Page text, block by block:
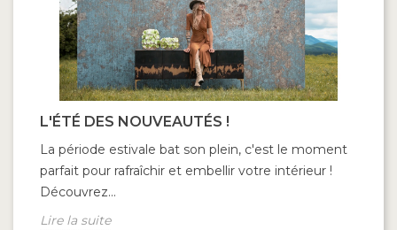
L'ÉTÉ DES NOUVEAUTÉS !
La période estivale bat son plein, c'est le moment
parfait pour rafraîchir et embellir votre intérieur !
Découvrez...
Lire la suite